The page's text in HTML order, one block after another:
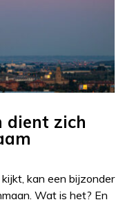
dient zich
kan een bijzonder
Wat is het? En